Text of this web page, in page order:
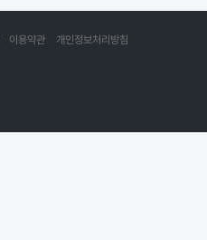
개인정보처리방침
이용약관